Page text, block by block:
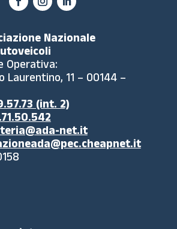
Nazionale
Operativa:
Laurentino, 11 – 00144 –
(int. 2)
net.it